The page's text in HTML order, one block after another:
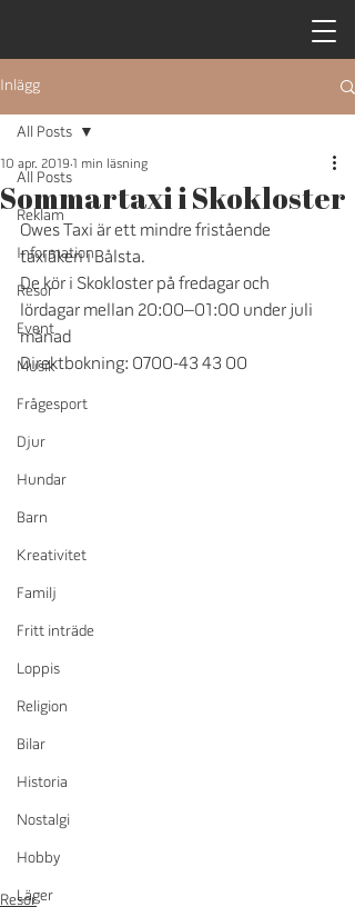
Inlägg
All Posts
Reklam
Information
Resor
Event
Musik
Frågesport
Djur
Hundar
Barn
Kreativitet
Familj
Fritt inträde
Loppis
Religion
Bilar
Historia
Nostalgi
Hobby
Läger
All Posts
Sommartaxi i Skokloster
10 apr. 2019 1 min läsning
Owes Taxi är ett mindre fristående
taxiåkeri i Bålsta.
De kör i Skokloster på fredagar och
lördagar mellan 20:00–01:00 under juli
månad
Direktbokning: 0700-43 43 00
Resor